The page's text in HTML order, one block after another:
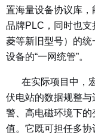
置海量设备协议库
品牌PLC，同时也
菱等新旧型号）的
设备的“一网统管”。
在实际项目中，
伏电站的数据规整
警、高电磁环境下
值。它既可担任多